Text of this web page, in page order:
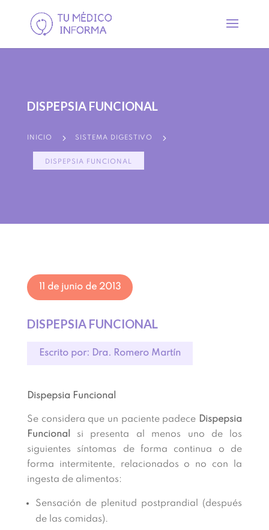
DISPEPSIA FUNCIONAL
INICIO 5 SISTEMA DIGESTIVO 5
DISPEPSIA FUNCIONAL
11 de junio de 2013
DISPEPSIA FUNCIONAL
Escrito por: Dra. Romero Martín
Dispepsia Funcional
Se considera que un paciente padece Dispepsia
Funcional
si presenta al menos uno de los
siguientes síntomas de forma continua o de
forma intermitente, relacionados o no con la
ingesta de alimentos:
Sensación de plenitud postprandial (después
de las comidas).